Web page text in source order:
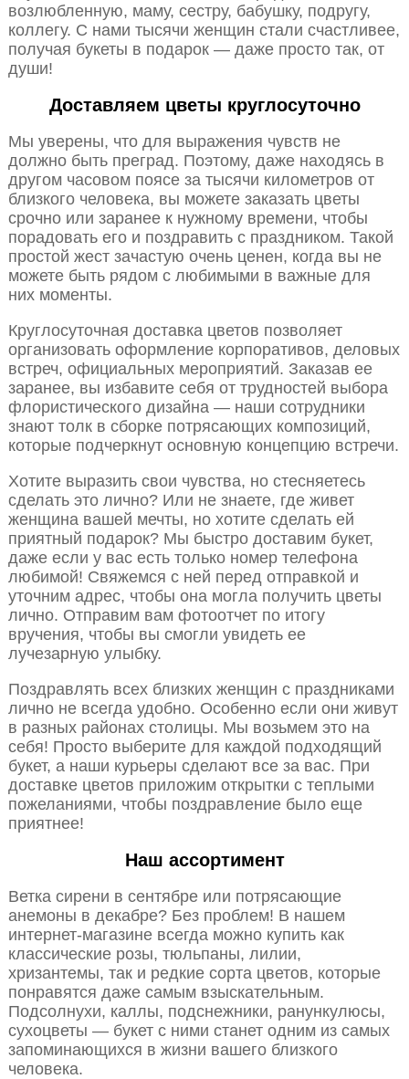
возлюбленную, маму, сестру, бабушку, подругу,
коллегу. С нами тысячи женщин стали счастливее,
получая букеты в подарок — даже просто так, от
души!
Доставляем цветы круглосуточно
Мы уверены, что для выражения чувств не
должно быть преград. Поэтому, даже находясь в
другом часовом поясе за тысячи километров от
близкого человека, вы можете заказать цветы
срочно или заранее к нужному времени, чтобы
порадовать его и поздравить с праздником. Такой
простой жест зачастую очень ценен, когда вы не
можете быть рядом с любимыми в важные для
них моменты.
Круглосуточная доставка цветов позволяет
организовать оформление корпоративов, деловых
встреч, официальных мероприятий. Заказав ее
заранее, вы избавите себя от трудностей выбора
флористического дизайна — наши сотрудники
знают толк в сборке потрясающих композиций,
которые подчеркнут основную концепцию встречи.
Хотите выразить свои чувства, но стесняетесь
сделать это лично? Или не знаете, где живет
женщина вашей мечты, но хотите сделать ей
приятный подарок? Мы быстро доставим букет,
даже если у вас есть только номер телефона
любимой! Свяжемся с ней перед отправкой и
уточним адрес, чтобы она могла получить цветы
лично. Отправим вам фотоотчет по итогу
вручения, чтобы вы смогли увидеть ее
лучезарную улыбку.
Поздравлять всех близких женщин с праздниками
лично не всегда удобно. Особенно если они живут
в разных районах столицы. Мы возьмем это на
себя! Просто выберите для каждой подходящий
букет, а наши курьеры сделают все за вас. При
доставке цветов приложим открытки с теплыми
пожеланиями, чтобы поздравление было еще
приятнее!
Наш ассортимент
Ветка сирени в сентябре или потрясающие
анемоны в декабре? Без проблем! В нашем
интернет-магазине всегда можно купить как
классические розы, тюльпаны, лилии,
хризантемы, так и редкие сорта цветов, которые
понравятся даже самым взыскательным.
Подсолнухи, каллы, подснежники, ранункулюсы,
сухоцветы — букет с ними станет одним из самых
запоминающихся в жизни вашего близкого
человека.